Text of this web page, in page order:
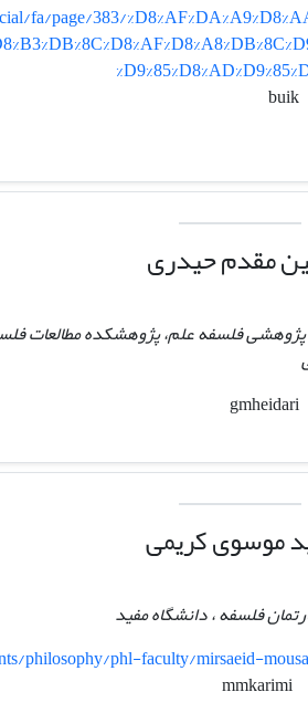
fa/page/383/
مقدم حیدری
فلسفه علم، پژوهشکده مطالعات
موسوی کریمی
فلسفه ، دانشگاه مفید
philosophy/phl-faculty/mirsaeid-